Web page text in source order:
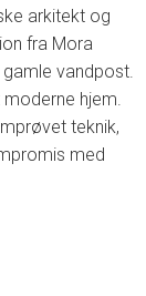
arkitekt og
fra Mora
vandpost.
moderne hjem.
teknik,
med